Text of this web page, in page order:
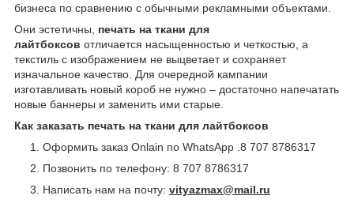
бизнеса по сравнению с обычными рекламными объектами.
Они эстетичны, печать на ткани для
лайтбоксов отличается насыщенностью и четкостью, а
текстиль с изображением не выцветает и сохраняет
изначальное качество. Для очередной кампании
изготавливать новый короб не нужно – достаточно напечатать
новые баннеры и заменить ими старые.
Как заказать печать на ткани для лайтбоксов
Оформить заказ Onlain по WhatsApp .8 707 8786317
Позвонить по телефону: 8 707 8786317
Написать нам на почту: vityazmax@mail.ru